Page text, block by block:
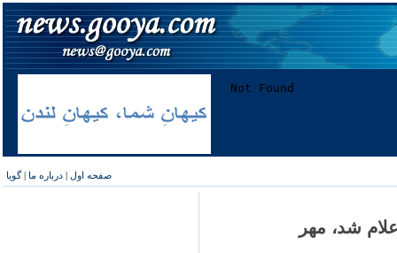
صفحه اول | درباره ما |گویا
شد، مهر